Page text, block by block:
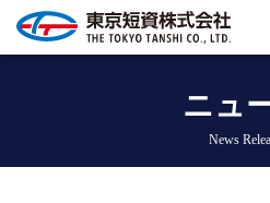
ニュ
News